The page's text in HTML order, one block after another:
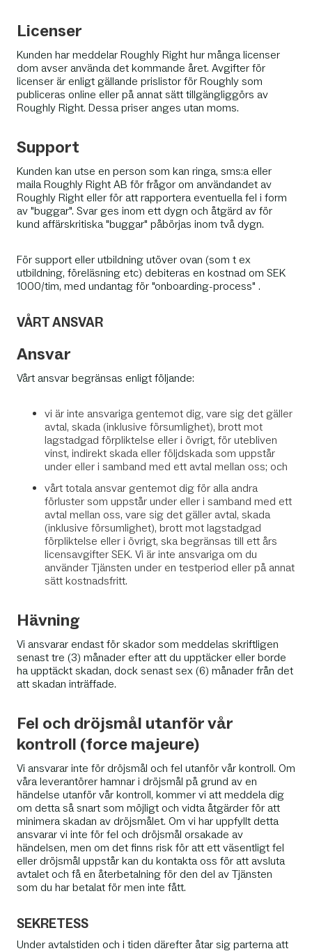
Licenser
Kunden har meddelar Roughly Right hur många licenser
dom avser använda det kommande året. Avgifter för
licenser är enligt gällande prislistor för Roughly som
publiceras online eller på annat sätt tillgängliggörs av
Roughly Right. Dessa priser anges utan moms.
Support
Kunden kan utse en person som kan ringa, sms:a eller
maila Roughly Right AB för frågor om användandet av
Roughly Right eller för att rapportera eventuella fel i form
av "buggar". Svar ges inom ett dygn och åtgärd av för
kund affärskritiska "buggar" påbörjas inom två dygn.
För support eller utbildning utöver ovan (som t ex
utbildning, föreläsning etc) debiteras en kostnad om SEK
1000/tim, med undantag för "onboarding-process" .
VÅRT ANSVAR
Ansvar
Vårt ansvar begränsas enligt följande:
vi är inte ansvariga gentemot dig, vare sig det gäller
avtal, skada (inklusive försumlighet), brott mot
lagstadgad förpliktelse eller i övrigt, för utebliven
vinst, indirekt skada eller följdskada som uppstår
under eller i samband med ett avtal mellan oss; och
vårt totala ansvar gentemot dig för alla andra
förluster som uppstår under eller i samband med ett
avtal mellan oss, vare sig det gäller avtal, skada
(inklusive försumlighet), brott mot lagstadgad
förpliktelse eller i övrigt, ska begränsas till ett års
licensavgifter SEK. Vi är inte ansvariga om du
använder Tjänsten under en testperiod eller på annat
sätt kostnadsfritt.
Hävning
Vi ansvarar endast för skador som meddelas skriftligen
senast tre (3) månader efter att du upptäcker eller borde
ha upptäckt skadan, dock senast sex (6) månader från det
att skadan inträffade.
Fel och dröjsmål utanför vår
kontroll (force majeure)
Vi ansvarar inte för dröjsmål och fel utanför vår kontroll. Om
våra leverantörer hamnar i dröjsmål på grund av en
händelse utanför vår kontroll, kommer vi att meddela dig
om detta så snart som möjligt och vidta åtgärder för att
minimera skadan av dröjsmålet. Om vi har uppfyllt detta
ansvarar vi inte för fel och dröjsmål orsakade av
händelsen, men om det finns risk för att ett väsentligt fel
eller dröjsmål uppstår kan du kontakta oss för att avsluta
avtalet och få en återbetalning för den del av Tjänsten
som du har betalat för men inte fått.
SEKRETESS
Under avtalstiden och i tiden därefter åtar sig parterna att